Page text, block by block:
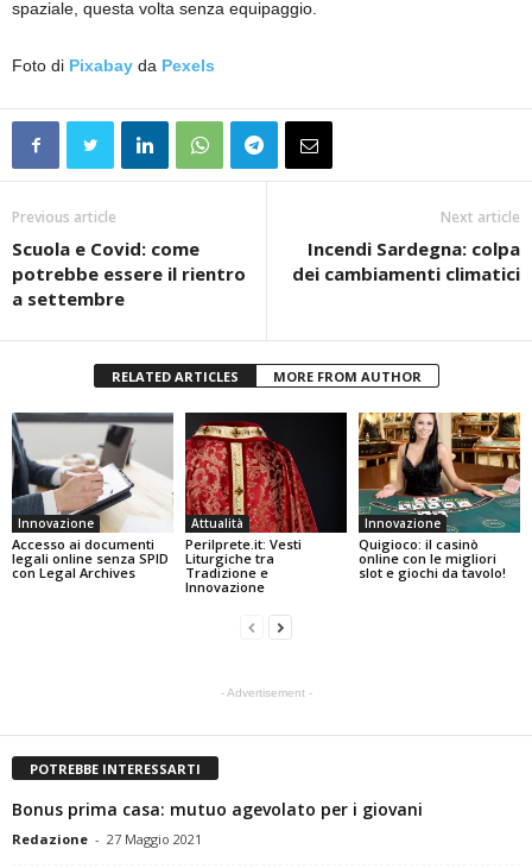
spaziale, questa volta senza equipaggio.
Foto di Pixabay da Pexels
Previous article
Scuola e Covid: come
potrebbe essere il rientro
a settembre
Next article
Incendi Sardegna: colpa
dei cambiamenti climatici
RELATED ARTICLES MORE FROM AUTHOR
Innovazione
Accesso ai documenti
legali online senza SPID
con Legal Archives
Attualità
Perilprete.it: Vesti
Liturgiche tra
Tradizione e
Innovazione
Innovazione
Quigioco: il casinò
online con le migliori
slot e giochi da tavolo!
- Advertisement -
POTREBBE INTERESSARTI
Bonus prima casa: mutuo agevolato per i giovani
Redazione - 27 Maggio 2021